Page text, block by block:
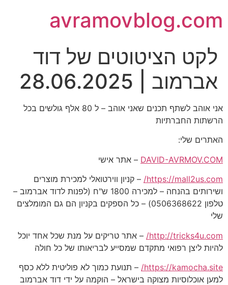
avramovblog.com
לקט הציטוטים של דוד
אברמוב | 28.06.2025
אני אוהב לשתף תכנים שאני אוהב – ל 80 אלף גולשים בכל
הרשתות החברתיות
האתרים שלי:
DAVID-AVRMOV.COM – אתר אישי
https://mall2us.com/ – קניון ווירטואלי למכירת מוצרים
ושירותים בהנחה – למכירה 1800 ש"ח (לפנות לדוד אברמוב –
טלפון 0506368622) – כל הספקים בקניון הם גם המומלצים
שלי
http://tricks4u.com/ – אתר טריקים על מנת שכל אחד יוכל
להיות ליצן רפואי מתקדם שמסייע לבריאותו של כל חולה
https://kamocha.site/ – תנועת כמוך לא פוליטית ללא כסף
למען אוכלוסיות מצוקה בישראל – הוקמה על ידי דוד אברמוב